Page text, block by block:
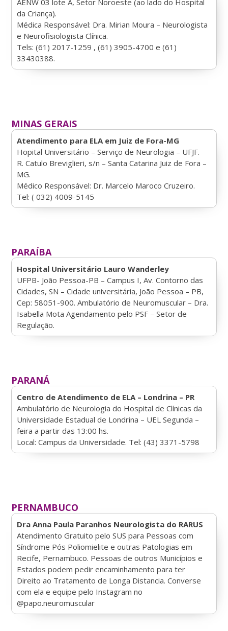
daCriança).
Médica Responsável: Dra. Mirian Moura – Neurologista
e Neurofisiologista Clínica.
Tels: (61) 2017-1259 , (61) 3905-4700 e (61)
33430388.
MINAS GERAIS
Atendimento para ELA em Juiz de Fora-MG
Hopital Universitário – Serviço de Neurologia – UFJF.
R. Catulo Breviglieri, s/n – Santa Catarina Juiz de Fora –
MG.
Médico Responsável: Dr. Marcelo Maroco Cruzeiro.
Tel: ( 032) 4009-5145
PARAÍBA
Hospital Universitário Lauro Wanderley
UFPB- João Pessoa-PB –Campus I, Av. Contorno das
Cidades, SN – Cidade universitária, João Pessoa – PB,
Cep: 58051-900. Ambulatório de Neuromuscular – Dra.
Isabella Mota Agendamento pelo PSF – Setor de
Regulação.
PARANÁ
Centro de Atendimento de ELA – Londrina – PR
Ambulatório de Neurologia do Hospital de Clínicas da
Universidade Estadual de Londrina – UEL Segunda –
feira a partir das 13:00 hs.
Local: Campus da Universidade. Tel: (43) 3371-5798
PERNAMBUCO
Dra Anna Paula Paranhos Neurologista do RARUS
Atendimento Gratuito pelo SUS para Pessoas com
Síndrome Pós Poliomielite e outras Patologias em
Recife, Pernambuco. Pessoas de outros Municípios e
Estados podem pedir encaminhamento para ter
Direito ao Tratamento de Longa Distancia. Converse
com ela e equipe pelo Instagram no
@papo.neuromuscular